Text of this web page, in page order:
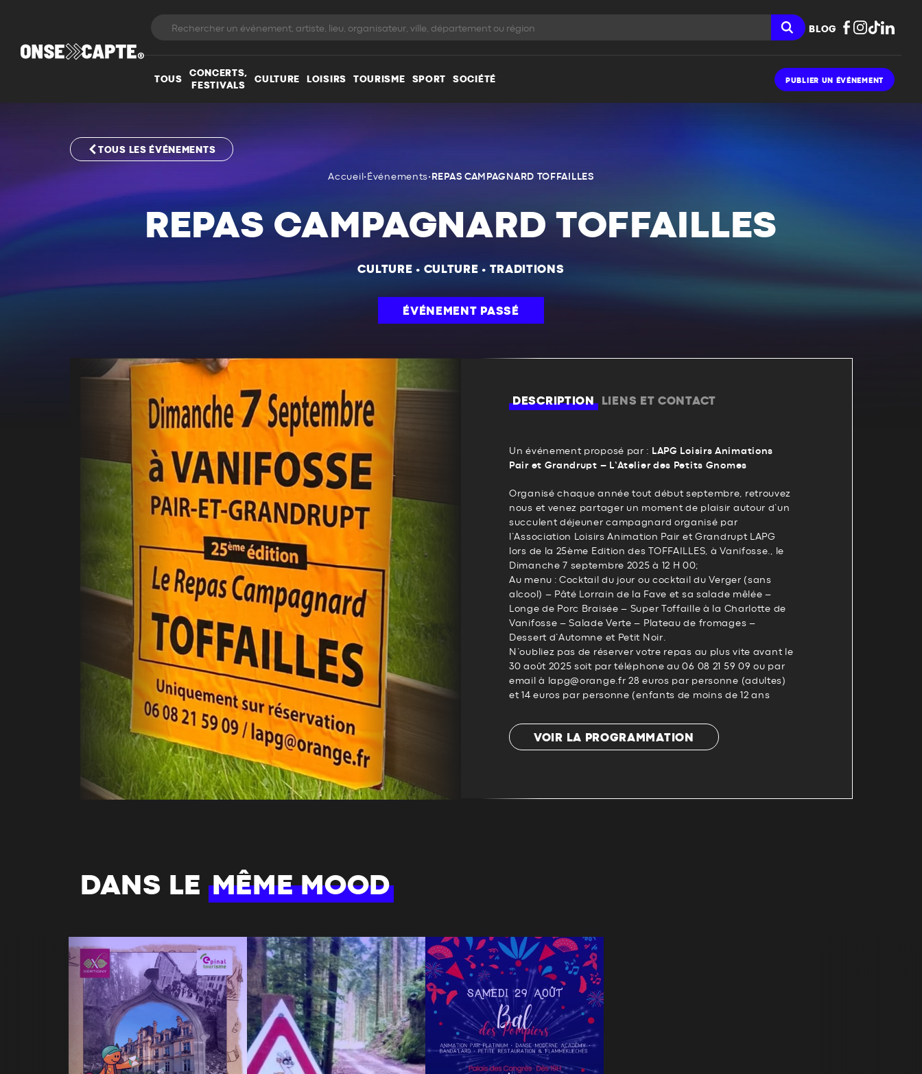
BLOG
TOUS
CONCERTS,
FESTIVALS
CULTURE LOISIRS TOURISME SPORT SOCIÉTÉ PUBLIER UN ÉVÉNEMENT
TOUS LES ÉVÉNEMENTS
Accueil • Événements• REPAS CAMPAGNARD TOFFAILLES
REPAS CAMPAGNARD TOFFAILLES
CULTURE • CULTURE • TRADITIONS
ÉVÉNEMENT PASSÉ
DESCRIPTION LIENS ET CONTACT
Un événement proposé par : LAPG Loisirs Animations
Pair et Grandrupt – L’Atelier des Petits Gnomes
Organisé chaque année tout début septembre, retrouvez
nous et venez partager un moment de plaisir autour d’un
succulent déjeuner campagnard organisé par
l’Association Loisirs Animation Pair et Grandrupt LAPG
lors de la 25ème Edition des TOFFAILLES, à Vanifosse., le
Dimanche 7 septembre 2025 à 12 H 00;
Au menu : Cocktail du jour ou cocktail du Verger (sans
alcool) – Pâté Lorrain de la Fave et sa salade mêlée –
Longe de Porc Braisée – Super Toffaille à la Charlotte de
Vanifosse – Salade Verte – Plateau de fromages –
Dessert d’Automne et Petit Noir.
N’oubliez pas de réserver votre repas au plus vite avant le
30 août 2025 soit par téléphone au 06 08 21 59 09 ou par
email à lapg@orange.fr 28 euros par personne (adultes)
et 14 euros par personne (enfants de moins de 12 ans
VOIR LA PROGRAMMATION
DANS LE MÊME MOOD